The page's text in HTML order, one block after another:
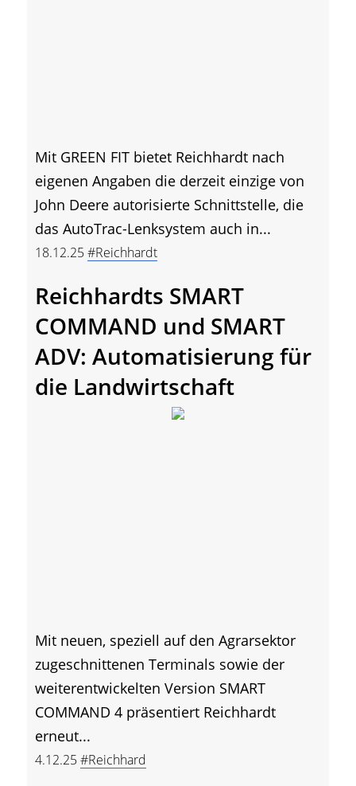
Mit GREEN FIT bietet Reichhardt nach
eigenen Angaben die derzeit einzige von
John Deere autorisierte Schnittstelle, die
das AutoTrac-Lenksystem auch in...
18.12.25#Reichhardt
Reichhardts SMART
COMMAND und SMART
ADV: Automatisierung für
die Landwirtschaft
Mit neuen, speziell auf den Agrarsektor
zugeschnittenen Terminals sowie der
weiterentwickelten Version SMART
COMMAND 4 präsentiert Reichhardt
erneut...
4.12.25#Reichhard